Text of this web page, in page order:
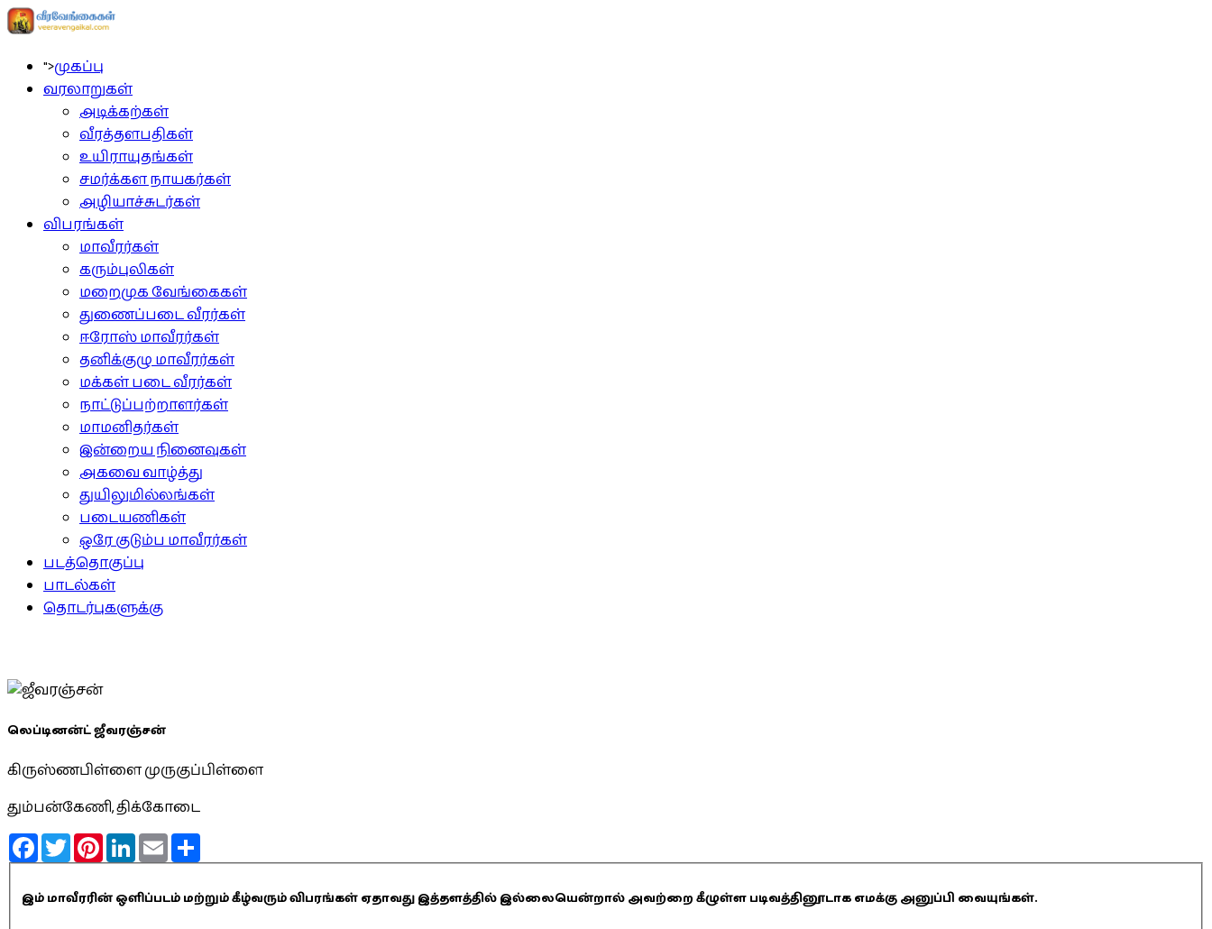
">முகப்பு
வரலாறுகள்
அடிக்கற்கள்
வீரத்தளபதிகள்
உயிராயுதங்கள்
சமர்க்கள நாயகர்கள்
அழியாச்சுடர்கள்
விபரங்கள்
மாவீரர்கள்
கரும்புலிகள்
மறைமுக வேங்கைகள்
துணைப்படை வீரர்கள்
ஈரோஸ் மாவீரர்கள்
தனிக்குழு மாவீரர்கள்
மக்கள் படை வீரர்கள்
நாட்டுப்பற்றாளர்கள்
மாமனிதர்கள்
இன்றைய நினைவுகள்
அகவை வாழ்த்து
துயிலுமில்லங்கள்
படையணிகள்
ஒரே குடும்ப மாவீரர்கள்
படத்தொகுப்பு
பாடல்கள்
தொடர்புகளுக்கு
லெப்டினன்ட் ஜீவரஞ்சன்
கிருஸ்ணபிள்ளை முருகுப்பிள்ளை
தும்பன்கேணி, திக்கோடை
FacebookTwitterPinterestLinkedInEmail
இம் மாவீரரின் ஒளிப்படம் மற்றும் கீழ்வரும் விபரங்கள் ஏதாவது இத்தளத்தில் இல்லையென்றால் அவற்றை கீழுள்ள படிவத்தினூடாக எமக்கு அனுப்பி வையுங்கள்.